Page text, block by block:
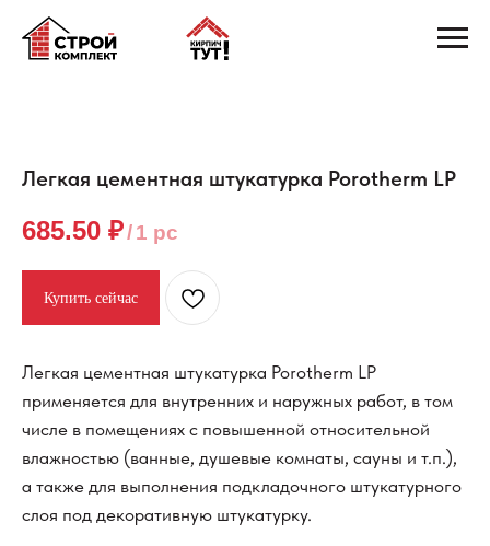
Легкая цементная штукатурка Porotherm LP
685.50 ₽/1 pc
Купить сейчас
Легкая цементная штукатурка Porotherm LP
применяется для внутренних и наружных работ, в том
числе в помещениях с повышенной относительной
влажностью (ванные, душевые комнаты, сауны и т.п.),
а также для выполнения подкладочного штукатурного
слоя под декоративную штукатурку.